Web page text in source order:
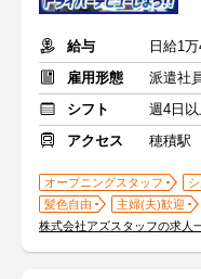
給与
日給1
雇用形態
派遣社
シフト
週4日
アクセス
穂積駅
オープニングスタッフ
髪色自由
主婦(夫)歓迎
株式会社アズスタッフの求人